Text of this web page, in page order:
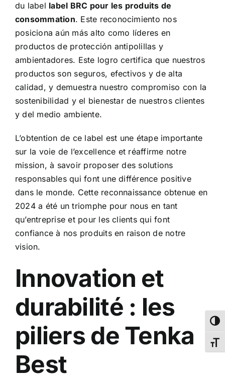
du label label BRC pour les produits de
consommation. Este reconocimiento nos
posiciona aún más alto como líderes en
productos de protección antipolillas y
ambientadores. Este logro certifica que nuestros
productos son seguros, efectivos y de alta
calidad, y demuestra nuestro compromiso con la
sostenibilidad y el bienestar de nuestros clientes
y del medio ambiente.
L’obtention de ce label est une étape importante
sur la voie de l’excellence et réaffirme notre
mission, à savoir proposer des solutions
responsables qui font une différence positive
dans le monde. Cette reconnaissance obtenue en
2024 a été un triomphe pour nous en tant
qu’entreprise et pour les clients qui font
confiance à nos produits en raison de notre
vision.
Innovation et
durabilité : les
piliers de Tenka
Best